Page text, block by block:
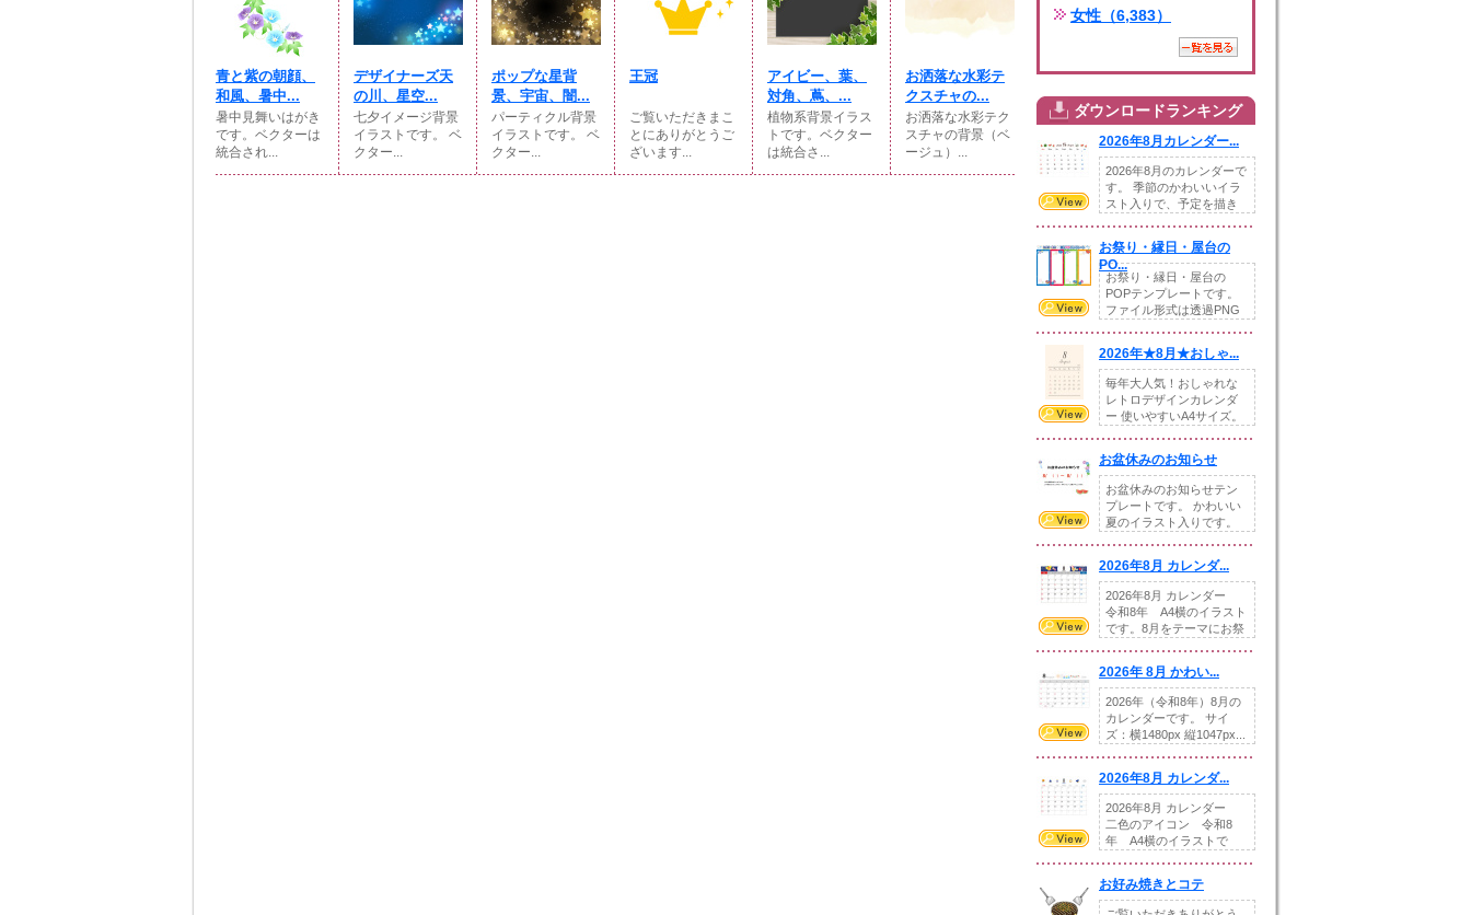
青と紫の朝顔、
和風、暑中...
暑中見舞いはがき
です。ベクターは
統合され...
デザイナーズ天
の川、星空...
七夕イメージ背景
イラストです。 ベ
クター...
ポップな星背
景、宇宙、闇...
パーティクル背景
イラストです。 ベ
クター...
王冠
ご覧いただきまこ
とにありがとうご
ざいます...
アイビー、葉、
対角、蔦、...
植物系背景イラス
トです。ベクター
は統合さ...
お洒落な水彩テ
クスチャの...
お洒落な水彩テク
スチャの背景（ベ
ージュ）...
女性（6,383）
ダウンロードランキング
2026年8月カレンダー...
2026年8月のカレンダーで
す。 季節のかわいいイラ
スト入りで、予定を描き
お祭り・縁日・屋台の
PO...
お祭り・縁日・屋台の
POPテンプレートです。
ファイル形式は透過PNG
2026年★8月★おしゃ...
毎年大人気！おしゃれな
レトロデザインカレンダ
ー 使いやすいA4サイズ。
お盆休みのお知らせ
お盆休みのお知らせテン
プレートです。 かわいい
夏のイラスト入りです。
2026年8月 カレンダ...
2026年8月 カレンダー
令和8年 A4横のイラスト
です。8月をテーマにお祭
2026年 8月 かわい...
2026年（令和8年）8月の
カレンダーです。 サイ
ズ：横1480px 縦1047px...
2026年8月 カレンダ...
2026年8月 カレンダー
二色のアイコン 令和8
年 A4横のイラストで
お好み焼きとコテ